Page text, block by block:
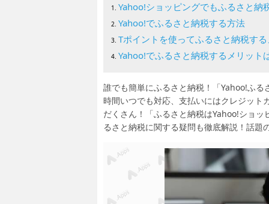
Yahoo!ショッピングでもふるさと納
Yahoo!でふるさと納税する方法
Tポイントを使ってふるさと納税す
Yahoo!でふるさと納税するメリット
誰でも簡単にふるさと納税！「Yahoo!ふ
時間いつでも対応、支払いにはクレジット
だくさん！「ふるさと納税はYahoo!ショ
るさと納税に関する疑問も徹底解説！話